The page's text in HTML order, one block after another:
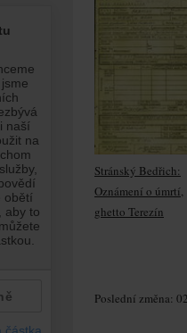
Stránský Bedřich:
Oznámení o úmrtí,
ghetto Terezín
Poslední změna: